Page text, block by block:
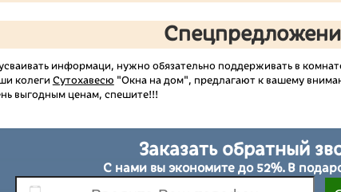
информаци, нужно обязательно поддерживать в
колеги Сутохавесю "Окна на дом", предлагают к вашему
выгодным ценам, спешите!!!
Заказать обратный
С нами вы экономите до 52%. В